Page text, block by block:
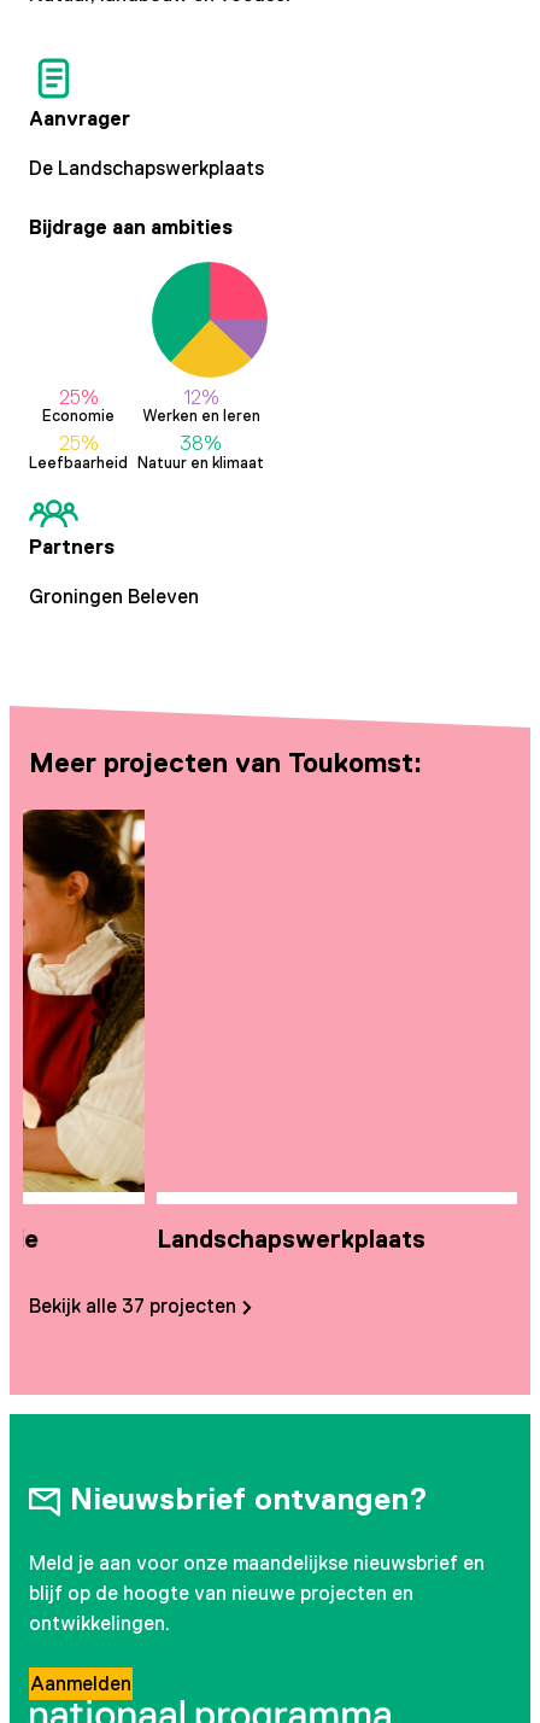
Aanvrager
De Landschapswerkplaats
Bijdrage aan ambities
25%
Economie
12%
Werken en leren
25%
Leefbaarheid
38%
Natuur en klimaat
Partners
Groningen Beleven
Meer projecten van Toukomst:
Bekijk alle 37 projecten
Landschapswerkplaats
Nieuwsbrief ontvangen?
Meld je aan voor onze maandelijkse nieuwsbrief en
blijf op de hoogte van nieuwe projecten en
ontwikkelingen.
Aanmelden